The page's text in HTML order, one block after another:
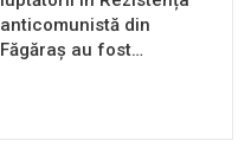
anticomunistă din
Făgăraș au fost…